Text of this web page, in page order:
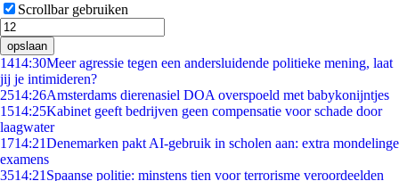
Scrollbar gebruiken
opslaan
1414:30Meer agressie tegen een andersluidende politieke mening, laat
jij je intimideren?
2514:26Amsterdams dierenasiel DOA overspoeld met babykonijntjes
1514:25Kabinet geeft bedrijven geen compensatie voor schade door
laagwater
1714:21Denemarken pakt AI-gebruik in scholen aan: extra mondelinge
examens
3514:21 Spaanse politie: minstens tien voor terrorisme veroordeelden